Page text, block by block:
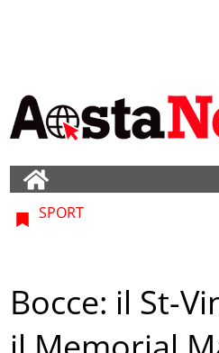
SPORT
Bocce: il St-